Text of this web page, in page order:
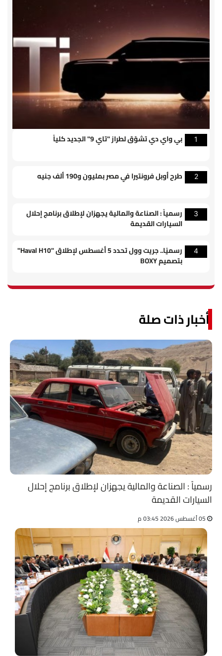
1 بي واي دي تشوّق لطراز "تاي 9" الجديد كلياً
2 طرح أوبل فرونتيرا في مصر بمليون و190 ألف جنيه
3
رسمياً : الصناعة والمالية يجهزان لإطلاق برنامج إحلال
السيارات القديمة
4
رسميًا.. جريت وول تحدد 5 أغسطس لإطلاق "Haval H10"
بتصميم BOXY
أخبار ذات صلة
رسمياً : الصناعة والمالية يجهزان لإطلاق برنامج إحلال
السيارات القديمة